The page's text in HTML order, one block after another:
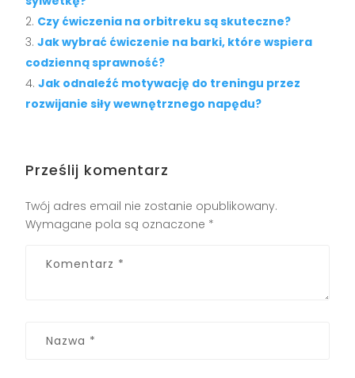
Czy ćwiczenia na orbitreku są skuteczne?
Jak wybrać ćwiczenie na barki, które wspiera
codzienną sprawność?
Jak odnaleźć motywację do treningu przez
rozwijanie siły wewnętrznego napędu?
Prześlij komentarz
Twój adres email nie zostanie opublikowany.
Wymagane pola są oznaczone *